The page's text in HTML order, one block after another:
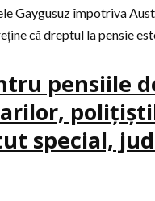
Gaygusuz împotriva
că dreptul la pensie
pensiile
special,